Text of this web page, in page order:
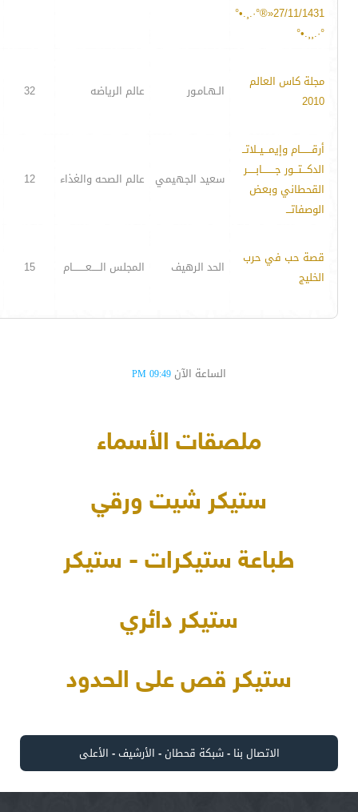
27/11/1431«®°·.¸.•°
°·.¸¸.•°
مجلة كاس العالم
2010
الـهـامـور عالم الرياضه 32
أرقـــــــام وإيمـــيــلاتــ
الدكـــتـــور جــــــــابـــــر
القحطاني وبعض
الوصفاتـــ
سعيد الجهيمي عالم الصحه والغذاء 12
قصة حب في حرب
الخليج
الحد الرهيف المجلس الـــــعــــــــام 15
الساعة الآن 09:49 PM
ملصقات الأسماء
ستيكر شيت ورقي
طباعة ستيكرات - ستيكر
ستيكر دائري
ستيكر قص على الحدود
الاتصال بنا -شبكة قحطان- الأرشيف- الأعلى